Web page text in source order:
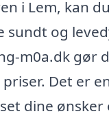
i Lem, kan
sundt og
m0a.dk gør
Det er
dine ønsker